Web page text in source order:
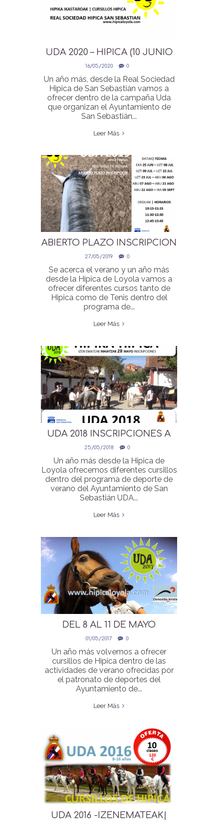
UDA 2020 – HIPICA (10 JUNIO
INSCRIPCIONES ONLINE)
16/05/2020 0
Un año más, desde la Real Sociedad
Hipica de San Sebastián vamos a
ofrecer dentro de la campaña Uda
que organizan el Ayuntamiento de
San Sebastián...
Leer Más
ABIERTO PLAZO INSCRIPCION
UDA 2019 (HIPICA / TENIS)
27/05/2019 0
Se acerca el verano y un año más
desde la Hipica de Loyola vamos a
ofrecer diferentes cursos tanto de
Hipica como de Tenis dentro del
programa de...
Leer Más
UDA 2018 INSCRIPCIONES A
PARTIR DEL 28 MAYO
25/05/2018 0
Un año más desde la Hipica de
Loyola ofrecemos diferentes cursillos
dentro del programa de deporte de
verano del Ayuntamiento de San
Sebastián UDA...
Leer Más
DEL 8 AL 11 DE MAYO
PREINSCRIPCIONES UDA 2017
01/05/2017 0
Un año más volvemos a ofrecer
cursillos de Hipica dentro de las
actividades de verano ofrecidas por
el patronato de deportes del
Ayuntamiento de...
Leer Más
UDA 2016 -IZENEMATEAK|